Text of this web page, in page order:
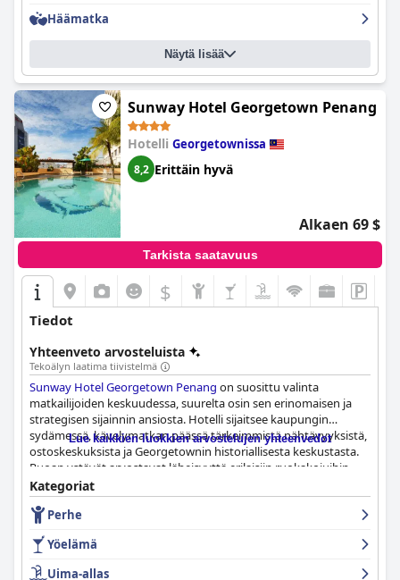
Häämatka
Näytä lisää
Sunway Hotel Georgetown Penang
Hotelli Georgetownissa
8,2 Erittäin hyvä
Alkaen 69 $
Tarkista saatavuus
$
Tiedot
Yhteenveto arvosteluista
Tekoälyn laatima tiivistelmä
Sunway Hotel Georgetown Penang on suosittu valinta
matkailijoiden keskuudessa, suurelta osin sen erinomaisen ja
strategisen sijainnin ansiosta. Hotelli sijaitsee kaupungin
sydämessä, kävelymatkan päässä tärkeimmistä nähtävyyksistä,
ostoskeskuksista ja Georgetownin historiallisesta keskustasta.
Ruoan ystävät arvostavat läheisyyttä erilaisiin ruokakojuihin,
mukaan lukien suosittu New Lane Night Market, joka tarjoaa
helpon pääsyn paikallisiin herkkuihin ja vilkkaaseen yöelämään.
Läheinen Komtar-bussiasema parantaa entisestään yhteyksiä
Penangiin tutustumiseen.
Hotellihuoneet saavat paljon kiitosta siisteydestään,
Lue kaikkien luokkien arvostelujen yhteenvedot
Kategoriat
Perhe
Yöelämä
Uima-allas